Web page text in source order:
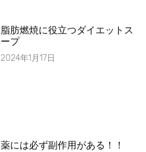
脂肪燃焼に役立つダイエットス
ープ
2024年1月17日
薬には必ず副作用がある！！